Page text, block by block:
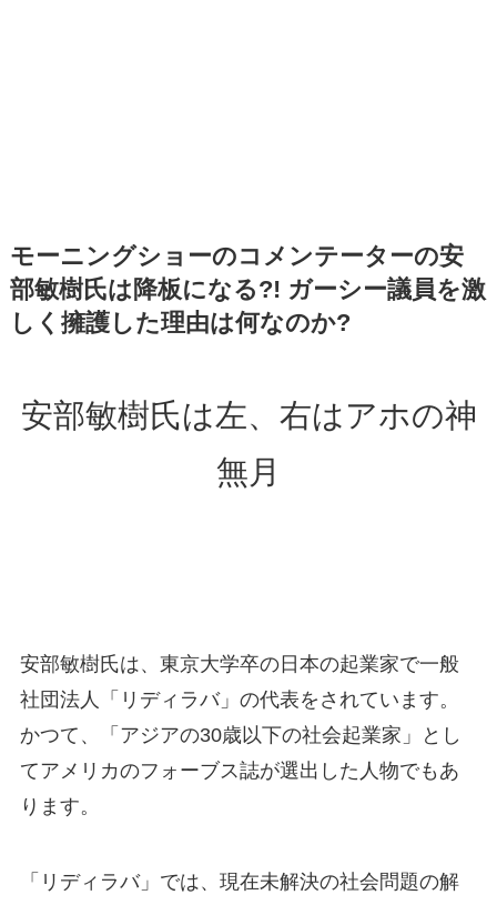
モーニングショーのコメンテーターの安
部敏樹氏は降板になる?! ガーシー議員を激
しく擁護した理由は何なのか?
安部敏樹氏は左、右はアホの神
無月
安部敏樹氏は、東京大学卒の日本の起業家で一般
社団法人「リディラバ」の代表をされています。
かつて、「アジアの30歳以下の社会起業家」とし
てアメリカのフォーブス誌が選出した人物でもあ
ります。
「リディラバ」では、現在未解決の社会問題の解